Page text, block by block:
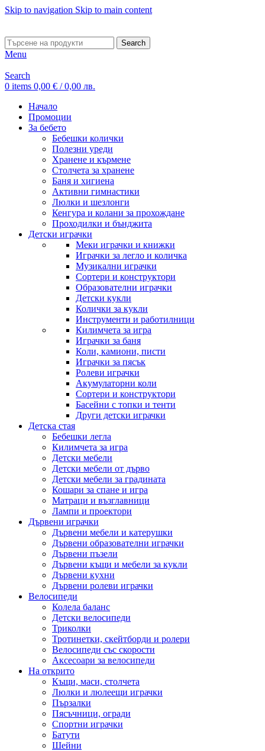
Skip to navigation Skip to main content
Search
Menu
Search
0 items 0,00 € / 0,00 лв.
Начало
Промоции
За бебето
Бебешки колички
Полезни уреди
Хранене и кърмене
Столчета за хранене
Баня и хигиена
Активни гимнастики
Люлки и шезлонги
Кенгура и колани за прохождане
Проходилки и бънджита
Детски играчки
Меки играчки и книжки
Играчки за легло и количка
Музикални играчки
Сортери и конструктори
Образователни играчки
Детски кукли
Колички за кукли
Инструменти и работилници
Килимчета за игра
Играчки за баня
Коли, камиони, писти
Играчки за пясък
Ролеви играчки
Акумулаторни коли
Сортери и конструктори
Басейни с топки и тенти
Други детски играчки
Детска стая
Бебешки легла
Килимчета за игра
Детски мебели
Детски мебели от дърво
Детски мебели за градината
Кошари за спане и игра
Матраци и възглавници
Лампи и проектори
Дървени играчки
Дървени мебели и катерушки
Дървени образователни играчки
Дървени пъзели
Дървени къщи и мебели за кукли
Дървени кухни
Дървени ролеви играчки
Велосипеди
Колела баланс
Детски велосипеди
Триколки
Тротинетки, скейтборди и ролери
Велосипеди със скорости
Аксесоари за велосипеди
На открито
Къщи, маси, столчета
Люлки и люлеещи играчки
Пързалки
Пясъчници, огради
Спортни играчки
Батути
Шейни